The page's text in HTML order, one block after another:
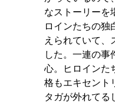
なストーリーを
ロインたちの独
えられていて、
した。一連の事
心。ヒロインた
格もエキセント
タガが外れてる